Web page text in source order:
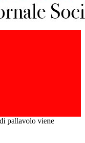
pallavolo viene